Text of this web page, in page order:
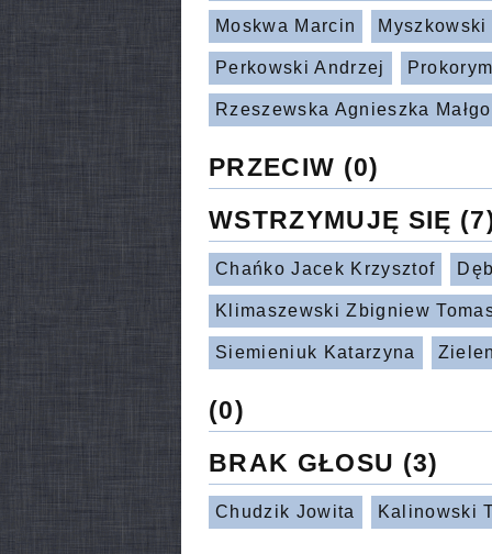
Moskwa Marcin Myszkowski
Perkowski Andrzej
Rzeszewska Agnieszka
PRZECIW (0)
WSTRZYMUJĘ SIĘ
Chańko Jacek Krzysztof
Klimaszewski Zbigniew
Siemieniuk Katarzyna
(0)
BRAK GŁOSU (3)
Chudzik Jowita Kalinowski